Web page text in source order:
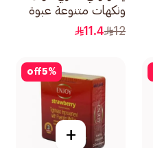
ونكهات متنوعة عبوة
3قطع
12
11.4
5%
off
+